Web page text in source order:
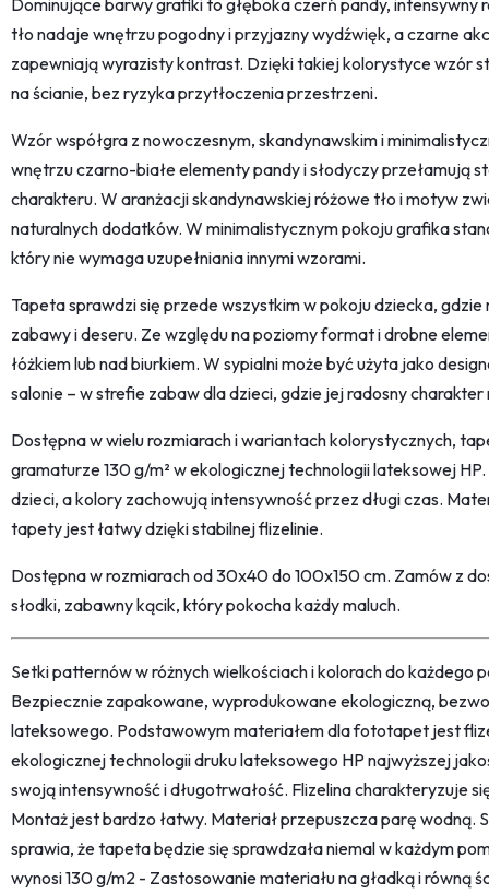
Dominujące barwy grafiki to głęboka czerń pandy, intensywny
tło nadaje wnętrzu pogodny i przyjazny wydźwięk, a czarne
zapewniają wyrazisty kontrast. Dzięki takiej kolorystyce wzór
na ścianie, bez ryzyka przytłoczenia przestrzeni.
Wzór współgra z nowoczesnym, skandynawskim i
wnętrzu czarno-białe elementy pandy i słodyczy przełamują
charakteru. W aranżacji skandynawskiej różowe tło i motyw
naturalnych dodatków. W minimalistycznym pokoju grafika
który nie wymaga uzupełniania innymi wzorami.
Tapeta sprawdzi się przede wszystkim w pokoju dziecka,
zabawy i deseru. Ze względu na poziomy format i drobne
łóżkiem lub nad biurkiem. W sypialni może być użyta jako
salonie – w strefie zabaw dla dzieci, gdzie jej radosny
Dostępna w wielu rozmiarach i wariantach kolorystycznych,
gramaturze 130 g/m² w ekologicznej technologii lateksowej
dzieci, a kolory zachowują intensywność przez długi czas.
tapety jest łatwy dzięki stabilnej flizelinie.
Dostępna w rozmiarach od 30x40 do 100x150 cm. Zamów z
słodki, zabawny kącik, który pokocha każdy maluch.
Setki patternów w różnych wielkościach i kolorach do każdego
Bezpiecznie zapakowane, wyprodukowane ekologiczną,
lateksowego. Podstawowym materiałem dla fototapet jest
ekologicznej technologii druku lateksowego HP najwyższej
swoją intensywność i długotrwałość. Flizelina charakteryzuje
Montaż jest bardzo łatwy. Materiał przepuszcza parę wodną.
sprawia, że tapeta będzie się sprawdzała niemal w każdym
wynosi 130 g/m2 - Zastosowanie materiału na gładką i równą